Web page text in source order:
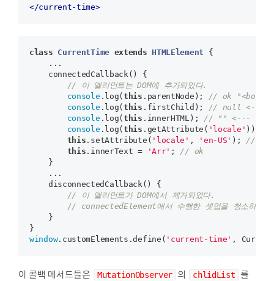
</current-time>
class CurrentTime extends HTMLElement
{
    ...
    connectedCallback() {
// 이 엘리먼트는 DOM에 추가되었다.
console .log(this .parentNode);
// ok
console .log(this .firstChild);
// null <--- 아
console .log(this .innerHTML);
// "" <--- 아직 자
console .log(this .getAttribute( 'locale' ));
this .setAttribute( 'locale' , 'en-US' );
// ok
this .innerText = 'Arr' ;
// ok
    }
    ...
    disconnectedCallback() {
// 이 엘리먼트가 DOM에서 제거되었다.
// connectedElement에서 수행한 셋업을 청소하는
    }
window.customElements.define( 'current-time'
이 콜백 메서드들은 MutationObserver 의 chlidList 를